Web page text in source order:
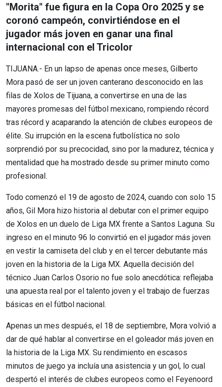
"Morita" fue figura en la Copa Oro 2025 y se
coronó campeón, convirtiéndose en el
jugador más joven en ganar una final
internacional con el Tricolor
TIJUANA.- En un lapso de apenas once meses, Gilberto
Mora pasó de ser un joven canterano desconocido en las
filas de Xolos de Tijuana, a convertirse en una de las
mayores promesas del fútbol mexicano, rompiendo récord
tras récord y acaparando la atención de clubes europeos de
élite. Su irrupción en la escena futbolística no solo
sorprendió por su precocidad, sino por la madurez, técnica y
mentalidad que ha mostrado desde su primer minuto como
profesional.
Todo comenzó el 19 de agosto de 2024, cuando con solo 15
años, Gil Mora hizo historia al debutar con el primer equipo
de Xolos en un duelo de Liga MX frente a Santos Laguna. Su
ingreso en el minuto 96 lo convirtió en el jugador más joven
en vestir la camiseta del club y en el tercer debutante más
joven en la historia de la Liga MX. Aquella decisión del
técnico Juan Carlos Osorio no fue solo anecdótica: reflejaba
una apuesta real por el talento joven y el trabajo de fuerzas
básicas en el fútbol nacional.
Apenas un mes después, el 18 de septiembre, Mora volvió a
dar de qué hablar al convertirse en el goleador más joven en
la historia de la Liga MX. Su rendimiento en escasos
minutos de juego ya incluía una asistencia y un gol, lo cual
despertó el interés de clubes europeos como el Feyenoord